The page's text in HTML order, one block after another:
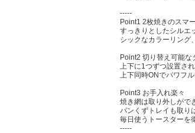
-----
Point1 2枚焼きのスマ
すっきりとしたシルエ
シックなカラーリング
Point2 切り替え可能な
上下に1つずつ設置さ
上下同時ONでパワフ
Point3 お手入れ楽々
焼き網は取り外しがで
パンくずトレイも取り
毎日使うトースターを
-----